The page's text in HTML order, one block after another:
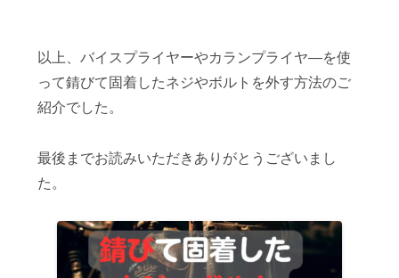
以上、バイスプライヤーやカランプライヤ―を使
って錆びて固着したネジやボルトを外す方法のご
紹介でした。
最後までお読みいただきありがとうございまし
た。